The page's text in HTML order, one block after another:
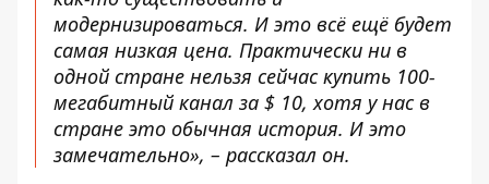
модернизироваться. И это всё ещё будет
самая низкая цена. Практически ни в
одной стране нельзя сейчас купить 100-
мегабитный канал за $ 10, хотя у нас в
стране это обычная история. И это
замечательно», – рассказал он.